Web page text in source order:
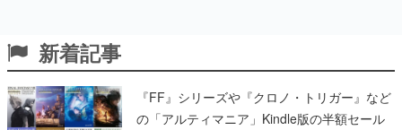
新着記事
『FF』シリーズや『クロノ・トリガー』など
の「アルティマニア」Kindle版の半額セール